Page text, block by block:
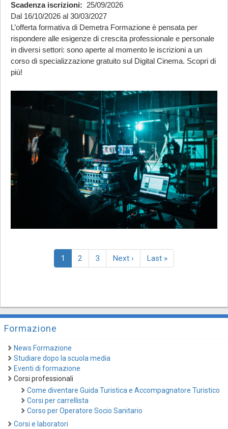
Scadenza iscrizioni
25/09/2026
Dal 16/10/2026 al 30/03/2027
L’offerta formativa di Demetra Formazione è pensata per
rispondere alle esigenze di crescita professionale e personale
in diversi settori: sono aperte al momento le iscrizioni a un
corso di specializzazione gratuito sul Digital Cinema. Scopri di
più!
Paginazione
Pagina
attuale
1 Page
2 Page
3
Pagina
successiva
Next ›
Last
page
Last »
Formazione
News Formazione
Studiare dopo la scuola media
Eventi di formazione
Corsi professionali
Come diventare Guida Turistica e Accompagnatore Turistico
Corsi per carrellista
Corso per Operatore Socio Sanitario
Corsi e laboratori